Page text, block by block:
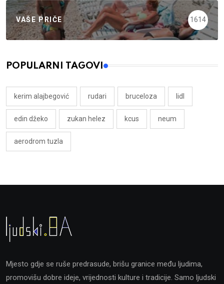
VAŠE PRIČE 1614
POPULARNI TAGOVI
kerim alajbegović rudari bruceloza lidl
edin džeko zukan helez kcus neum
aerodrom tuzla
Mjesto gdje se ruše predrasude, brišu granice među ljudima,
promovišu dobre ideje, vrijednosti kulture i tradicije. Samo ljudski